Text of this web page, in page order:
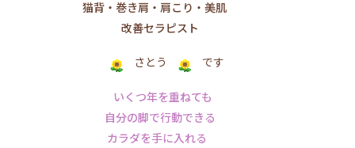
猫背・巻き肩・肩こり・美肌
改善セラピスト
さとう です
いくつ年を重ねても
自分の脚で行動できる
カラダを手に入れる